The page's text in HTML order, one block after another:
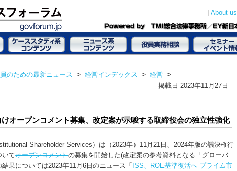
About us
のための最新ニュース > 経営インデックス > 経営>
掲載日 2023年11月27日
オープンコメント募集、改定案が示唆する取締役会の独立性強化
Shareholder Services）は（2023年）11月21日、2024年版の議決権行
いてオープンコメントの募集を開始した(改定案の参考資料となる「グローバ
果については2023年11月6日のニュース「 ISS、ROE基準復活へ プライム市